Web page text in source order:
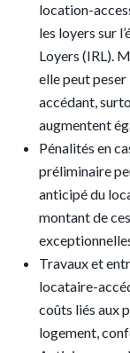
location-
les loyers sur
Loyers (IRL).
elle peut
accédant,
augmentent
Pénalités en
préliminaire
anticipé du
montant de
Travaux et
locataire-
coûts liés aux
logement,